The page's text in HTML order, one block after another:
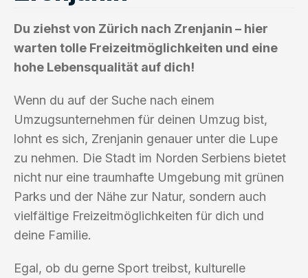
Du ziehst von Zürich nach Zrenjanin – hier
warten tolle Freizeitmöglichkeiten und eine
hohe Lebensqualität auf dich!
Wenn du auf der Suche nach einem
Umzugsunternehmen für deinen Umzug bist,
lohnt es sich, Zrenjanin genauer unter die Lupe
zu nehmen. Die Stadt im Norden Serbiens bietet
nicht nur eine traumhafte Umgebung mit grünen
Parks und der Nähe zur Natur, sondern auch
vielfältige Freizeitmöglichkeiten für dich und
deine Familie.
Egal, ob du gerne Sport treibst, kulturelle